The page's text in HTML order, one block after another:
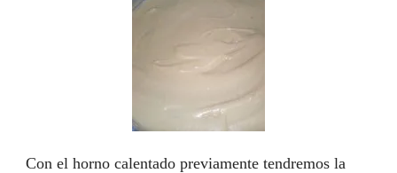
Con el horno calentado previamente tendremos la